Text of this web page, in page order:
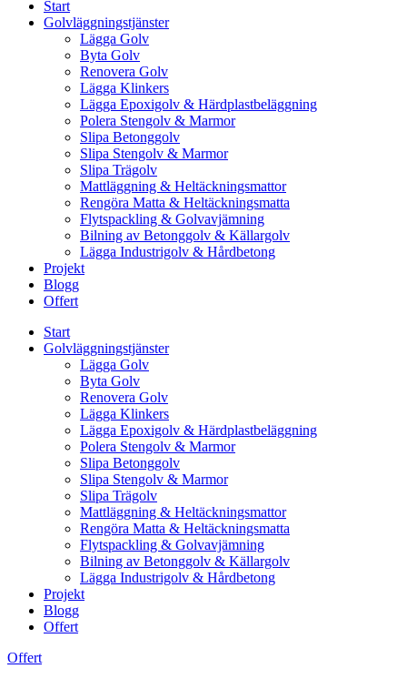
Start
Golvläggningstjänster
Lägga Golv
Byta Golv
Renovera Golv
Lägga Klinkers
Lägga Epoxigolv & Härdplastbeläggning
Polera Stengolv & Marmor
Slipa Betonggolv
Slipa Stengolv & Marmor
Slipa Trägolv
Mattläggning & Heltäckningsmattor
Rengöra Matta & Heltäckningsmatta
Flytspackling & Golvavjämning
Bilning av Betonggolv & Källargolv
Lägga Industrigolv & Hårdbetong
Projekt
Blogg
Offert
Start
Golvläggningstjänster
Lägga Golv
Byta Golv
Renovera Golv
Lägga Klinkers
Lägga Epoxigolv & Härdplastbeläggning
Polera Stengolv & Marmor
Slipa Betonggolv
Slipa Stengolv & Marmor
Slipa Trägolv
Mattläggning & Heltäckningsmattor
Rengöra Matta & Heltäckningsmatta
Flytspackling & Golvavjämning
Bilning av Betonggolv & Källargolv
Lägga Industrigolv & Hårdbetong
Projekt
Blogg
Offert
Offert